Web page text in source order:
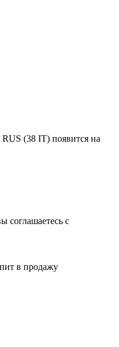
RUS (38 IT) появится на
соглашаетесь с
в продажу